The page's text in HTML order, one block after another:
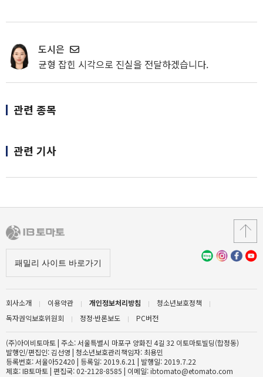
도시은
균형 잡힌 시각으로 진실을 전달하겠습니다.
관련 종목
관련 기사
회사소개 이용약관 개인정보처리방침
청소년보호정책
독자권익보호위원회
정정·반론보도 PC버전
(주)아이비토마토 | 주소: 서울특별시 마포구 양화진 4길 32 이토마토빌딩(합정동)
발행인/편집인: 김선영 | 청소년보호관리책임자: 최용민
등록번호: 서울아52420 | 등록일: 2019.6.21 | 발행일: 2019.7.22
제호: IB토마토 | 편집국: 02-2128-8585 | 이메일: ibtomato@etomato.com